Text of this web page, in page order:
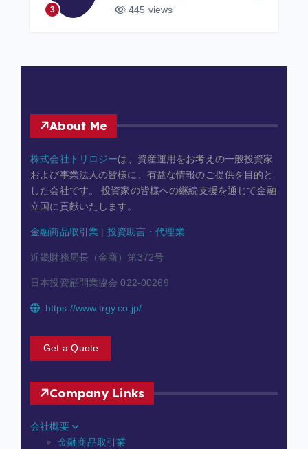
3
445 views
About Me
株式会社トリロジーは、資産運用をお考えの一般投資家
および事業法人の皆様に、有益な情報のご提供を目的と
した会社です。 投資家の皆様への継続支援を通じて金融
立国に貢献いたします。
金融商品取引業 | 投資助言・代理業
近畿財務局長（金商）第372号
日本投資顧問業協会 022-00269
https://www.trgy.co.jp/
Get a Quote
Company Links
会社概要
金融商品取引業